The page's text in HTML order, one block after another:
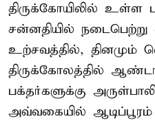
திருக்கோயிலில் உள்ள
சன்னதியில்
உற்சவத்தில், தினமும்
திருக்கோலத்தில்
பக்தர்களுக்கு
அவ்வகையில்